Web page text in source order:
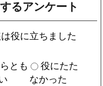
るアンケート
役に立ちました
とも
役にたた
なかった